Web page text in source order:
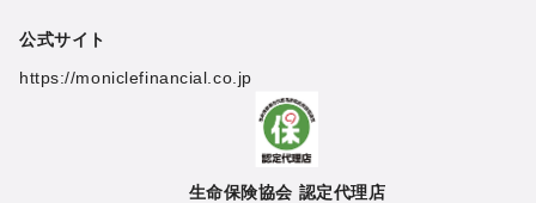
公式サイト
https://moniclefinancial.co.jp
生命保険協会 認定代理店